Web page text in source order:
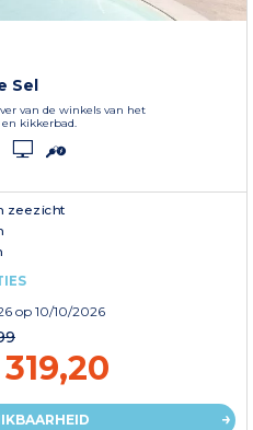
Sel
van de winkels van het
kikkerbad.
zeezicht
op 10/10/2026